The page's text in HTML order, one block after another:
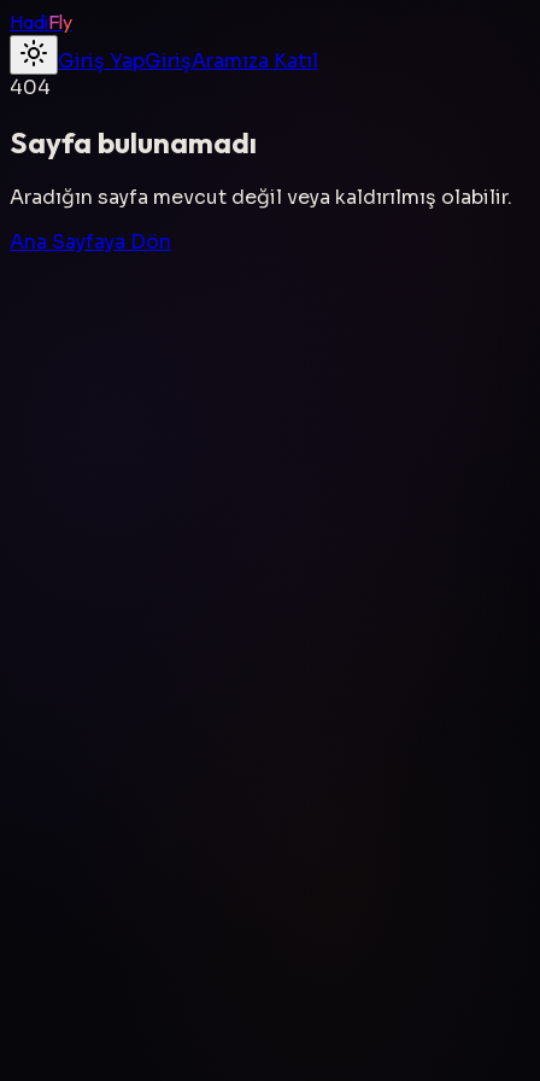
HadiFly
Giriş YapGirişAramıza Katıl
404
Sayfa bulunamadı
Aradığın sayfa mevcut değil veya kaldırılmış olabilir.
Ana Sayfaya Dön